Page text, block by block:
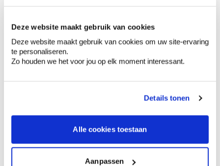
Deze website maakt gebruik van cookies
Deze website maakt gebruik van cookies om uw site-ervaring
te personaliseren.
Zo houden we het voor jou op elk moment interessant.
Details tonen
Alle cookies toestaan
Aanpassen